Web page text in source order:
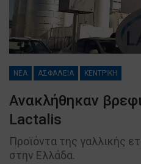
ΝΕΑ ΑΣΦΑΛΕΙΑ ΚΕΝΤΡΙΚΗ
Ανακλήθηκαν
Lactalis
Προϊόντα της γαλλικής
στην Ελλάδα.